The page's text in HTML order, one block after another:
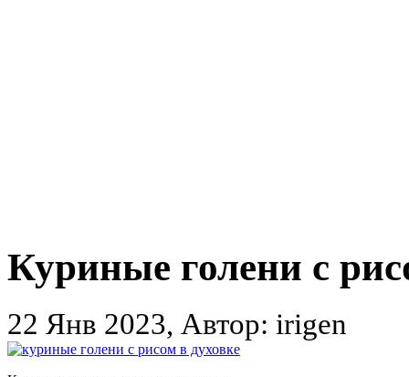
Куриные голени с
22 Янв 2023, Автор: irigen